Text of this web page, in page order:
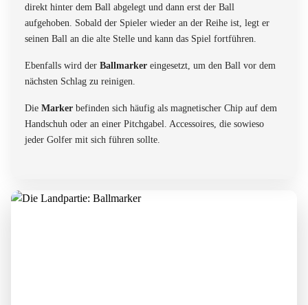
direkt hinter dem Ball abgelegt und dann erst der Ball
aufgehoben. Sobald der Spieler wieder an der Reihe ist, legt er
seinen Ball an die alte Stelle und kann das Spiel fortführen.
Ebenfalls wird der Ballmarker eingesetzt, um den Ball vor dem
nächsten Schlag zu reinigen.
Die Marker befinden sich häufig als magnetischer Chip auf dem
Handschuh oder an einer Pitchgabel. Accessoires, die sowieso
jeder Golfer mit sich führen sollte.